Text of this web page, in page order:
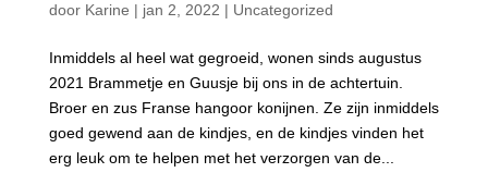
door Karine | jan 2, 2022 | Uncategorized
Inmiddels al heel wat gegroeid, wonen sinds augustus
2021 Brammetje en Guusje bij ons in de achtertuin.
Broer en zus Franse hangoor konijnen. Ze zijn inmiddels
goed gewend aan de kindjes, en de kindjes vinden het
erg leuk om te helpen met het verzorgen van de...